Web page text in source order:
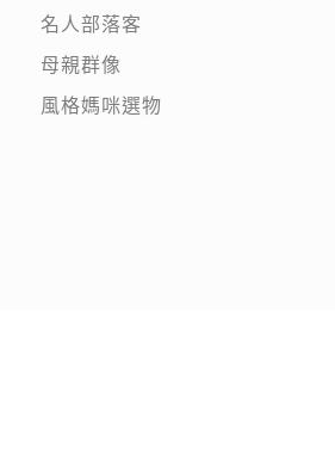
名人部落客
母親群像
風格媽咪選物